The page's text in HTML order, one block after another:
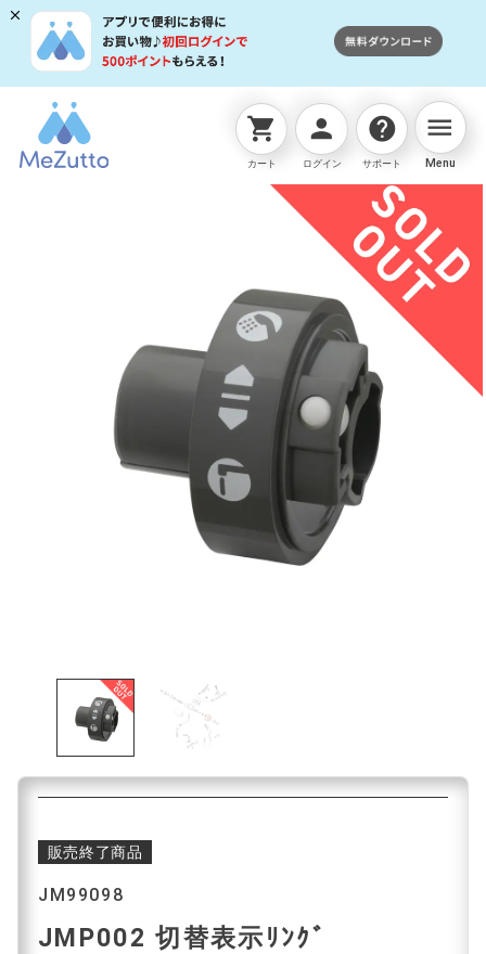
shopping_cart
カート
person
ログイン
help
サポート
menu
Menu
ネットストアTOP 販売終了商品 JMP002 切替表示ﾘﾝ
販売終了商品
JM99098
JMP002 切替表示ﾘﾝｸﾞ